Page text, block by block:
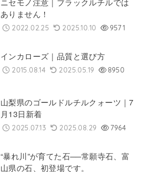
ありません！
2022.02.25 2025.10.10 9571
インカローズ｜品質と選び方
2015.08.14 2025.05.19 8950
山梨県のゴールドルチルクォーツ｜7
月13日新着
2025.07.13 2025.08.29 7964
“暴れ川”が育てた石──常願寺石、富
山県の石、初登場です。